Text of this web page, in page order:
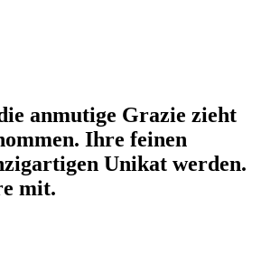
anmutige Grazie zieht
Ihre feinen
Unikat werden.
mit.